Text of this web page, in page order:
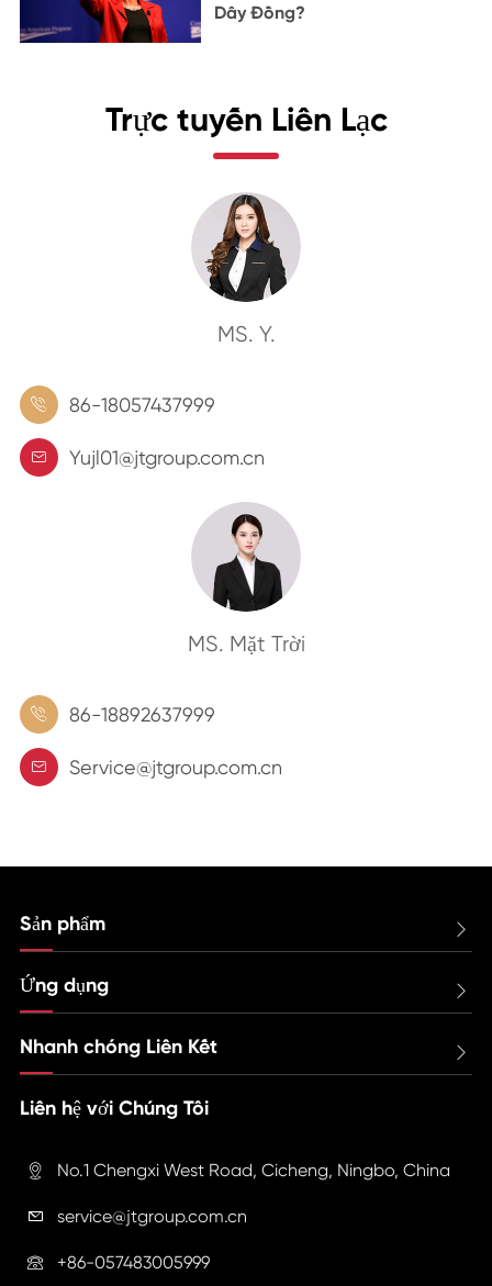
Dây Đồng?
Trực tuyến Liên Lạc
MS. Y.
 86-18057437999
 Yujl01@jtgroup.com.cn
MS. Mặt Trời
 86-18892637999
 Service@jtgroup.com.cn
Sản phẩm 
Ứng dụng 
Nhanh chóng Liên Kết 
Liên hệ với Chúng Tôi
 No.1 Chengxi West Road, Cicheng, Ningbo, China
 service@jtgroup.com.cn
 +86-057483005999